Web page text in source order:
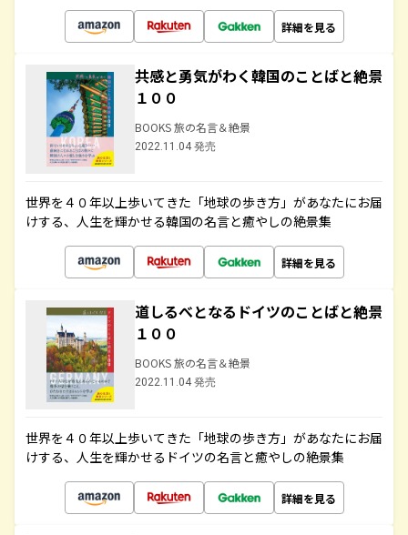
詳細を見る
共感と勇気がわく韓国のことばと絶景
１００
BOOKS 旅の名言＆絶景
2022.11.04 発売
世界を４０年以上歩いてきた「地球の歩き方」があなたにお届
けする、人生を輝かせる韓国の名言と癒やしの絶景集
詳細を見る
道しるべとなるドイツのことばと絶景
１００
BOOKS 旅の名言＆絶景
2022.11.04 発売
世界を４０年以上歩いてきた「地球の歩き方」があなたにお届
けする、人生を輝かせるドイツの名言と癒やしの絶景集
詳細を見る